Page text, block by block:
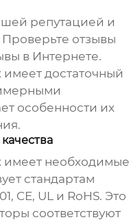
репутацией и
отзывы
в Интернете.
достаточный
особенности их
имеет необходимые
стандартам
CE, UL и RoHS. Это
соответствуют